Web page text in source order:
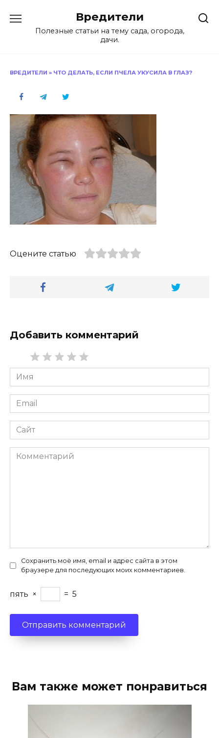
содержанию
Вредители
Полезные статьи на тему сада, огорода,
дачи.
ВРЕДИТЕЛИ » ЧТО ДЕЛАТЬ, ЕСЛИ ПЧЕЛА УКУСИЛА В ГЛАЗ?
Оцените статью
Добавить комментарий
Имя
*
Email
*
Сайт
Комментарий
Сохранить моё имя, email и адрес сайта в этом
браузере для последующих моих комментариев.
пять × = 5
Вам также может понравиться